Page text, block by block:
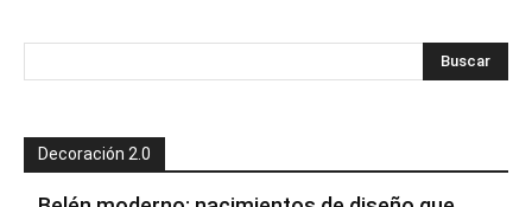
Decoración 2.0